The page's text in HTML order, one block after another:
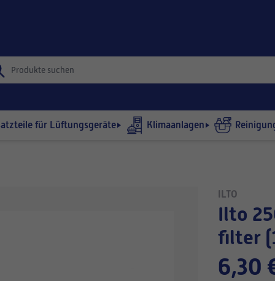
für Lüftungsgeräte Klimaanlagen
ILTO
Ilto 250 | 260 (G1 Bulpren Firend) -
filter
6,30